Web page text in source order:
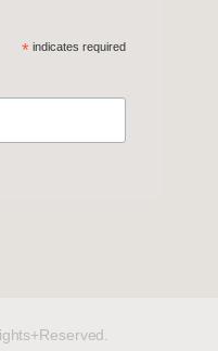
* indicates required